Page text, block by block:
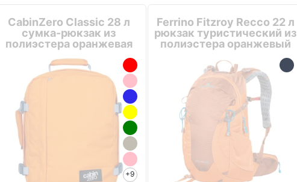
CabinZero Classic 28 л
сумка-рюкзак из
полиэстера оранжевая
+9
Ferrino Fitzroy Recco 22 л
рюкзак туристический из
полиэстера оранжевый